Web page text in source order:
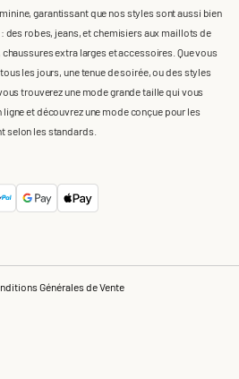
garantissant que nos styles sont aussi bien
des robes, jeans, et chemisiers aux maillots de
extra larges et accessoires. Que vous
les jours, une tenue de soirée, ou des styles
trouverez une mode grande taille qui vous
et découvrez une mode conçue pour les
selon les standards.
Générales de Vente